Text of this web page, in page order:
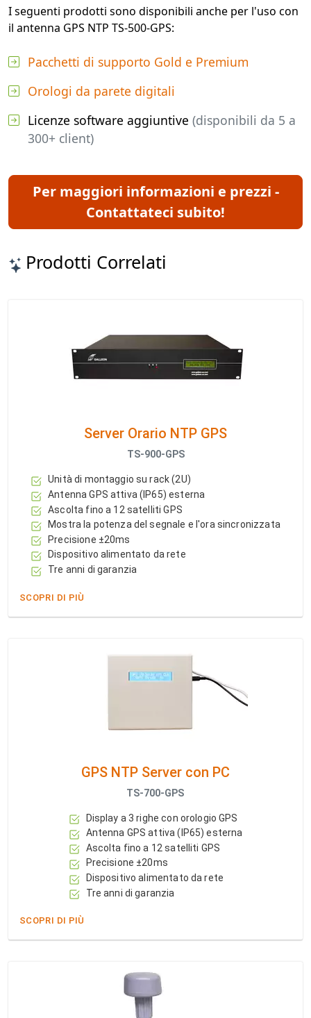
I seguenti prodotti sono disponibili anche per l'uso con
il antenna GPS NTP TS-500-GPS:
Pacchetti di supporto Gold e Premium
Orologi da parete digitali
Licenze software aggiuntive (disponibili da 5 a
300+ client)
Per maggiori informazioni e prezzi -
Contattateci subito!
Prodotti Correlati
Server Orario NTP GPS
TS-900-GPS
Unità di montaggio su rack (2U)
Antenna GPS attiva (IP65) esterna
Ascolta fino a 12 satelliti GPS
Mostra la potenza del segnale e l'ora sincronizzata
Precisione ±20ms
Dispositivo alimentato da rete
Tre anni di garanzia
SCOPRI DI PIÙ
GPS NTP Server con PC
TS-700-GPS
Display a 3 righe con orologio GPS
Antenna GPS attiva (IP65) esterna
Ascolta fino a 12 satelliti GPS
Precisione ±20ms
Dispositivo alimentato da rete
Tre anni di garanzia
SCOPRI DI PIÙ